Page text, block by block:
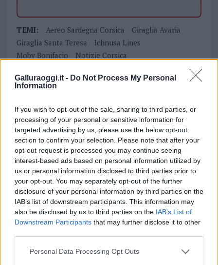
Galluraoggi.it - Do Not Process My Personal
Information
If you wish to opt-out of the sale, sharing to third parties, or
processing of your personal or sensitive information for
targeted advertising by us, please use the below opt-out
section to confirm your selection. Please note that after your
opt-out request is processed you may continue seeing
interest-based ads based on personal information utilized by
us or personal information disclosed to third parties prior to
your opt-out. You may separately opt-out of the further
disclosure of your personal information by third parties on the
IAB’s list of downstream participants. This information may
also be disclosed by us to third parties on the IAB’s List of
Downstream Participants that may further disclose it to other
Please note that this website/app uses one or more Google
Personal Data Processing Opt Outs
TEMI: Aereo Sardegna Corsica
Giraglia Avaria
Giraglia Santa Teresa
Ichnusa Lines
Moby Bonifacio
Notizie Corsica
Santa Teresa Bonifacio
Traghetti Corsica
Traghetto Giraglia
Traghetto Ichnusa
Inviaci le tue segnalazioni,
i tuoi video e le tue foto
Su WhatsApp al numero +39
345 356 7512
Notizie in tempo reale?
Entra nel canale telegram di
GalluraOggi.it